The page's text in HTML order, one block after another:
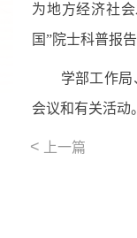
为地方经济社
国”院士科普报
学部工作
会议和有关活动。
< 上一篇